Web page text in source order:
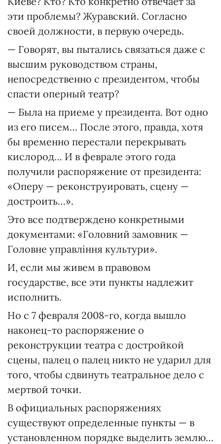
эти проблемы? Журавский. Соглас­но
своей должности, в первую очередь.
— Говорят, вы пытались связаться даже с
высшим руководством страны,
непосредственно с президентом, чтобы
спасти оперный театр?
— Была на приеме у президента. Вот одно
из его писем… После этого, правда, хотя
бы временно перестали перекрывать
кислород… И в феврале этого года
получили распоряжение от президента:
«Оперу — реконструировать, сцену —
достроить…».
Это все подтверждено конкретными
документами: «Головний замовник —
Головне управління культури».
И, если мы живем в правовом
государстве, все эти пункты надлежит
исполнить.
Но с 7 февраля 2008-го, когда вышло
наконец-то распоряжение о
реконструкции театра с достройкой
сцены, палец о палец никто не ударил для
того, чтобы сдвинуть театральное дело с
мертвой точки.
В официальных распоряжениях
существуют определенные пункты — в
установленном порядке выделить землю…